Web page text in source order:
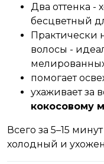
Два оттенка -
бесцветный
Практически
волосы -
помогает
ухаживает за
кокосовому
Всего за 5–15
холодный и